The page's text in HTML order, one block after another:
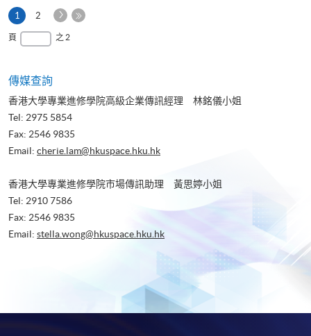
1 本
頁
2
下
頁
頁 之 2
傳媒查詢
香港大學專業進修學院高級企業傳訊經理 林銘儀小姐
Tel: 2975 5854
Fax: 2546 9835
Email: cherie.lam@hkuspace.hku.hk
香港大學專業進修學院市場傳訊助理 黃思婷小姐
Tel: 2910 7586
Fax: 2546 9835
Email: stella.wong@hkuspace.hku.hk